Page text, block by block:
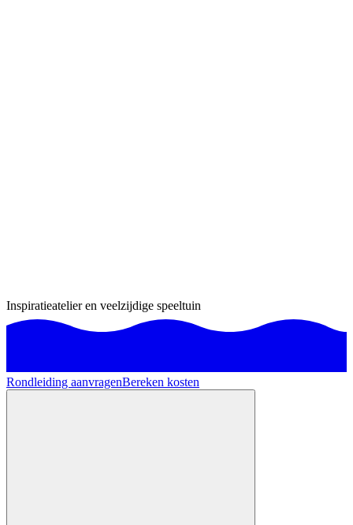
Inspiratieatelier en veelzijdige speeltuin
Rondleiding aanvragenBereken kosten